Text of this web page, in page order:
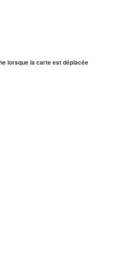
lorsque la carte est déplacée